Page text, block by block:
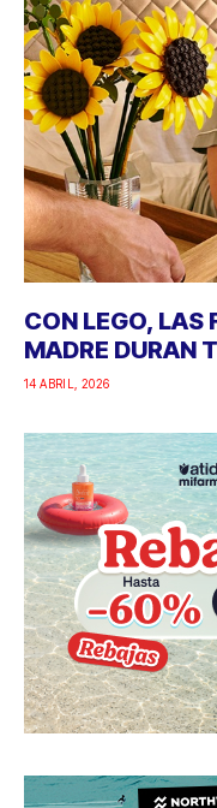
CON LEGO, LAS
MADRE DURAN
14 ABRIL, 2026